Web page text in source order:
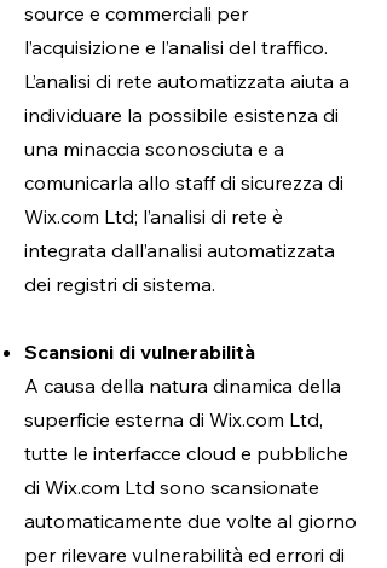
source e commerciali per
l’acquisizione e l’analisi del traffico.
L’analisi di rete automatizzata aiuta a
individuare la possibile esistenza di
una minaccia sconosciuta e a
comunicarla allo staff di sicurezza di
Wix.com Ltd; l’analisi di rete è
integrata dall’analisi automatizzata
dei registri di sistema.
Scansioni di vulnerabilità
A causa della natura dinamica della
superficie esterna di Wix.com Ltd,
tutte le interfacce cloud e pubbliche
di Wix.com Ltd sono scansionate
automaticamente due volte al giorno
per rilevare vulnerabilità ed errori di